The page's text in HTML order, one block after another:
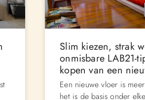
Slim kiezen, strak
onmisbare LAB21-
kopen van een
Een nieuwe vloer is
het is de basis onder